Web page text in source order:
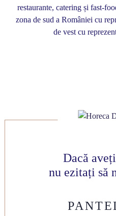
restaurante, catering și fast-
zona de sud a României cu
de vest cu
Dacă
nu ezitați să